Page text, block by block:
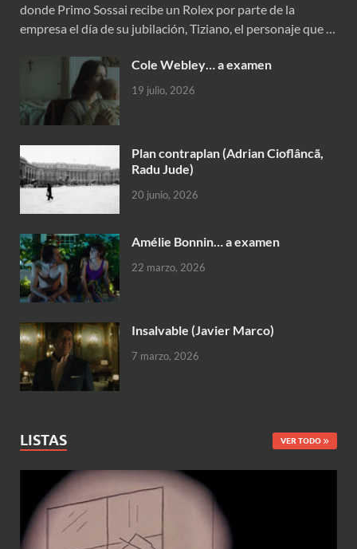
donde Primo Sossai recibe un Rolex por parte de la
empresa el día de su jubilación, Tiziano, el personaje que …
Cole Webley… a examen
19 julio, 2026
Plan contraplan (Adrian Cioflâncã,
Radu Jude)
20 junio, 2026
Amélie Bonnin… a examen
22 marzo, 2026
Insalvable (Javier Marco)
7 marzo, 2026
LISTAS VER TODO